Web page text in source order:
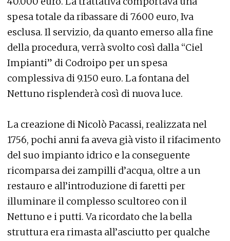
spesa totale da ribassare di 7.600 euro, Iva
esclusa. Il servizio, da quanto emerso alla fine
della procedura, verrà svolto così dalla “Ciel
Impianti” di Codroipo per un spesa
complessiva di 9.150 euro. La fontana del
Nettuno risplenderà così di nuova luce.
La creazione di Nicolò Pacassi, realizzata nel
1756, pochi anni fa aveva già visto il rifacimento
del suo impianto idrico e la conseguente
ricomparsa dei zampilli d’acqua, oltre a un
restauro e all’introduzione di faretti per
illuminare il complesso scultoreo con il
Nettuno e i putti. Va ricordato che la bella
struttura era rimasta all’asciutto per qualche